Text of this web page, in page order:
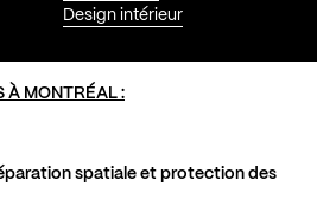
Design intérieur
À MONTRÉAL :
spatiale et protection des